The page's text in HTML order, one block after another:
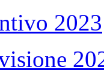
2023